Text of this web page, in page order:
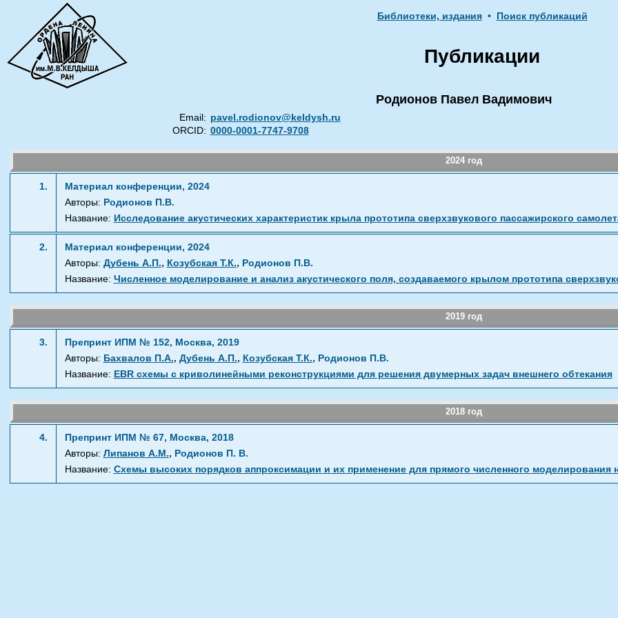
Библиотеки, издания • Поиск публикаций
Публикации
Родионов Павел Вадимович
Email: pavel.rodionov@keldysh.ru
ORCID: 0000-0001-7747-9708
2024 год
1.
Материал конференции, 2024
Авторы: Родионов П.В.
Название: Исследование акустических характеристик крыла прототипа сверхзвукового пассажирского
2.
Материал конференции, 2024
Авторы: Дубень А.П., Козубская Т.К., Родионов П.В.
Название: Численное моделирование и анализ акустического поля, создаваемого крылом прототипа
2019 год
3.
Препринт ИПМ № 152, Москва, 2019
Авторы: Бахвалов П.А., Дубень А.П., Козубская Т.К., Родионов П.В.
Название: EBR схемы с криволинейными реконструкциями для решения двумерных задач внешнего обтекания
2018 год
4.
Препринт ИПМ № 67, Москва, 2018
Авторы: Липанов А.М., Родионов П. В.
Название: Схемы высоких порядков аппроксимации и их применение для прямого численного моделирования